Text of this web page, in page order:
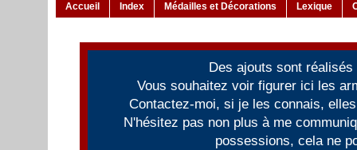
Accueil Index Médailles et Décorations Lexique
Des ajouts sont
Vous souhaitez voir figurer ici les
Contactez-moi, si je les connais,
N'hésitez pas non plus à me
possessions, cela ne